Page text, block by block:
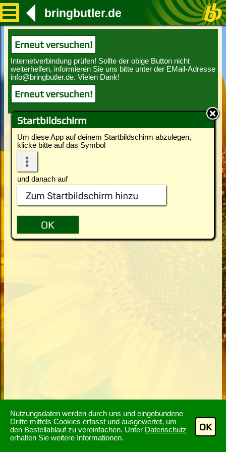
Nutzungsdaten werden durch uns und eingebundene
Dritte mittels Cookies erfasst und ausgewertet, um
den Bestellablauf zu vereinfachen. Unter Datenschutz
erhalten Sie weitere Informationen.
OK
Startbildschirm
Um diese App auf deinem Startbildschirm abzulegen,
klicke bitte auf das Symbol
und danach auf
bringbutler.de
Erneut versuchen!
Erneut versuchen!